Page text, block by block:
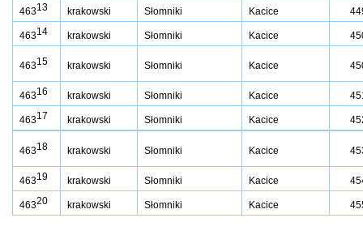
46313 krakowski Słomniki Kacice
46314 krakowski Słomniki Kacice
46315 krakowski Słomniki Kacice
46316 krakowski Słomniki Kacice
46317 krakowski Słomniki Kacice
46318 krakowski Słomniki Kacice
46319 krakowski Słomniki Kacice
46320 krakowski Słomniki Kacice